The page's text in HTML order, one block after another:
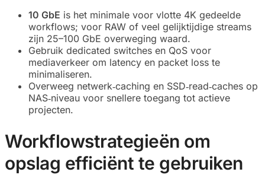
10 GbE is het minimale voor vlotte 4K gedeelde
workflows; voor RAW of veel gelijktijdige streams
zijn 25–100 GbE overweging waard.
Gebruik dedicated switches en QoS voor
mediaverkeer om latency en packet loss te
minimaliseren.
Overweeg netwerk‑caching en SSD‑read‑caches op
NAS‑niveau voor snellere toegang tot actieve
projecten.
Workflowstrategieën om
opslag efficiënt te gebruiken